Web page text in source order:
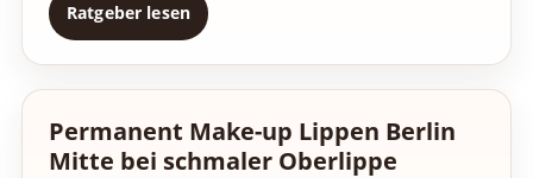
Ratgeber lesen
Permanent Make-up Lippen Berlin
Mitte bei schmaler Oberlippe